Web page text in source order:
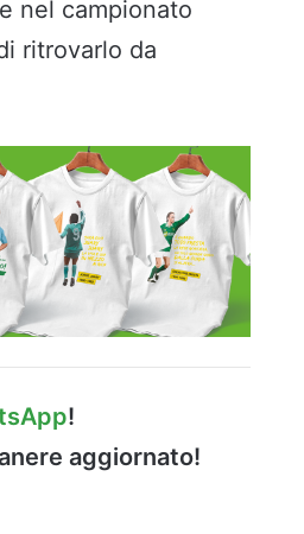
nel campionato
ritrovarlo da
!
aggiornato!